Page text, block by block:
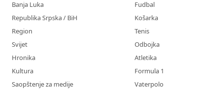
Banja Luka
Republika Srpska / BiH
Region
Svijet
Hronika
Kultura
Saopštenje za medije
Fudbal
Košarka
Tenis
Odbojka
Atletika
Formula 1
Vaterpolo